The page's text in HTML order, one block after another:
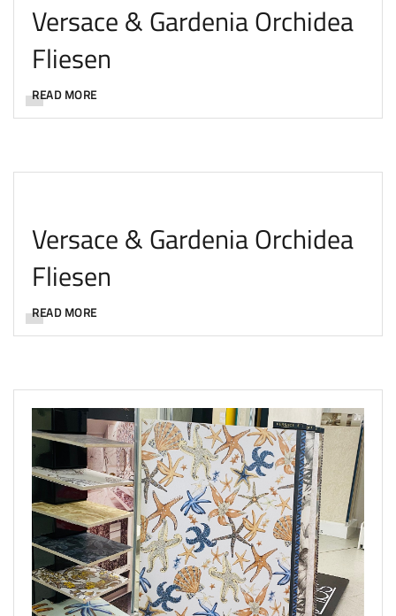
Versace & Gardenia Orchidea
Fliesen
READ MORE
Versace & Gardenia Orchidea
Fliesen
READ MORE